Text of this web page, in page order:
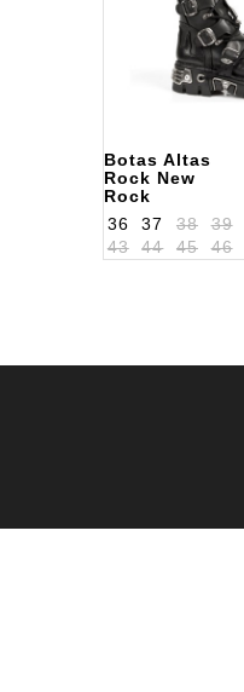
Botas Altas
Rock New
Rock
ALK161S1
36 37 38 39
43
44 45 46